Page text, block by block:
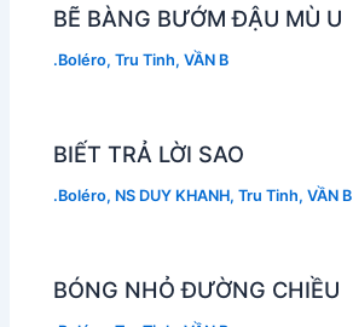
BẼ BÀNG BƯỚM ĐẬU MÙ U
.Boléro,Tru Tinh,VẦN B
BIẾT TRẢ LỜI SAO
.Boléro, NS DUY KHANH,Tru Tinh,VẦN B
BÓNG NHỎ ĐƯỜNG CHIỀU